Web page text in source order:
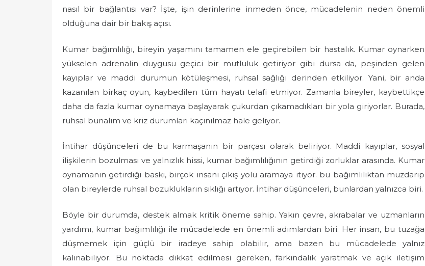
o
n
nasıl bir bağlantısı var? İşte, işin derinlerine inmeden önce, mücadelenin neden önemli
olduğuna dair bir bakış açısı.
Kumar bağımlılığı, bireyin yaşamını tamamen ele geçirebilen bir hastalık. Kumar oynarken
yükselen adrenalin duygusu geçici bir mutluluk getiriyor gibi dursa da, peşinden gelen
kayıplar ve maddi durumun kötüleşmesi, ruhsal sağlığı derinden etkiliyor. Yani, bir anda
kazanılan birkaç oyun, kaybedilen tüm hayatı telafi etmiyor. Zamanla bireyler, kaybettikçe
daha da fazla kumar oynamaya başlayarak çukurdan çıkamadıkları bir yola giriyorlar. Burada,
ruhsal bunalım ve kriz durumları kaçınılmaz hale geliyor.
İntihar düşünceleri de bu karmaşanın bir parçası olarak beliriyor. Maddi kayıplar, sosyal
ilişkilerin bozulması ve yalnızlık hissi, kumar bağımlılığının getirdiği zorluklar arasında. Kumar
oynamanın getirdiği baskı, birçok insanı çıkış yolu aramaya itiyor. bu bağımlılıktan muzdarip
olan bireylerde ruhsal bozuklukların sıklığı artıyor. İntihar düşünceleri, bunlardan yalnızca biri.
Böyle bir durumda, destek almak kritik öneme sahip. Yakın çevre, akrabalar ve uzmanların
yardımı, kumar bağımlılığı ile mücadelede en önemli adımlardan biri. Her insan, bu tuzağa
düşmemek için güçlü bir iradeye sahip olabilir, ama bazen bu mücadelede yalnız
kalınabiliyor. Bu noktada dikkat edilmesi gereken, farkındalık yaratmak ve açık iletişim